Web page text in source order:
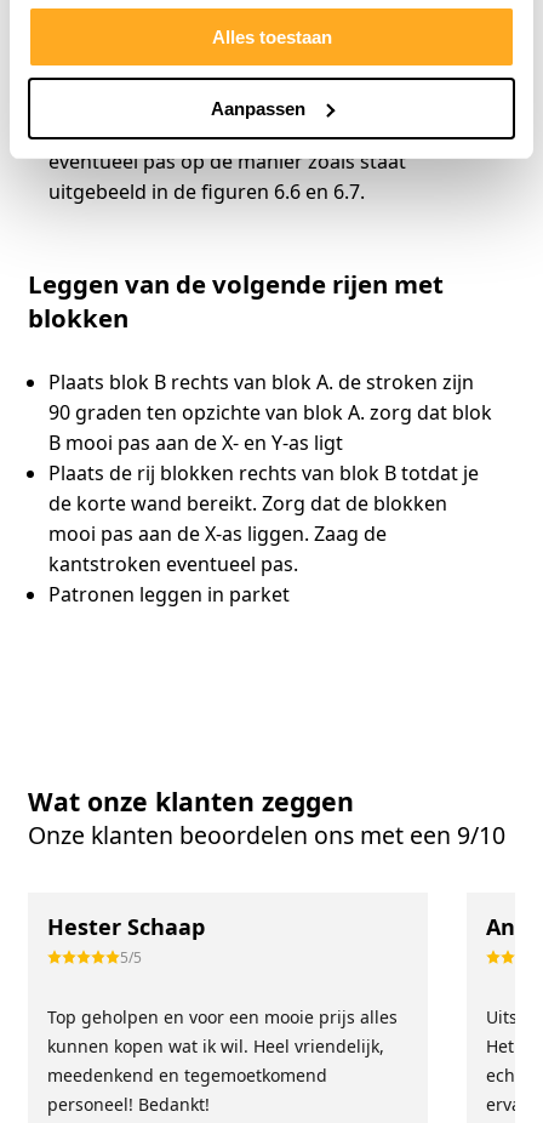
Alles toestaan
Aanpassen
Herhaal de bovenstaande instructie totdat je de
korte wand bereikt
Plaats kantstroken. Zaag de kantstroken
eventueel pas op de manier zoals staat
uitgebeeld in de figuren 6.6 en 6.7.
Leggen van de volgende rijen met
blokken
Plaats blok B rechts van blok A. de stroken zijn
90 graden ten opzichte van blok A. zorg dat blok
B mooi pas aan de X- en Y-as ligt
Plaats de rij blokken rechts van blok B totdat je
de korte wand bereikt. Zorg dat de blokken
mooi pas aan de X-as liggen. Zaag de
kantstroken eventueel pas.
Patronen leggen in parket
Wat onze klanten zeggen
Onze klanten beoordelen ons met een 9/10
Hester Schaap
5/5
Top geholpen en voor een mooie prijs alles
kunnen kopen wat ik wil. Heel vriendelijk,
meedenkend en tegemoetkomend
personeel! Bedankt!
Het
echt